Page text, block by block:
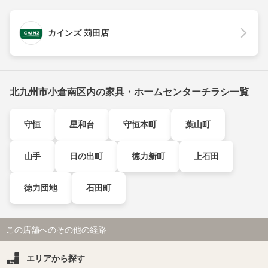
カインズ 苅田店
北九州市小倉南区内の家具・ホームセンターチラシ一覧
守恒 星和台 守恒本町 葉山町
山手 日の出町 徳力新町 上石田
徳力団地 石田町
この店舗へのその他の経路
エリアから探す